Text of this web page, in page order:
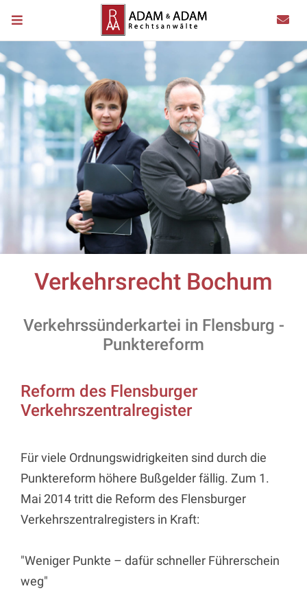
Verkehrsrecht Bochum
Verkehrssünderkartei in Flensburg -
Punktereform
Reform des Flensburger
Verkehrszentralregister
Für viele Ordnungswidrigkeiten sind durch die
Punktereform höhere Bußgelder fällig. Zum 1.
Mai 2014 tritt die Reform des Flensburger
Verkehrszentralregisters in Kraft:
"Weniger Punkte – dafür schneller Führerschein
weg"